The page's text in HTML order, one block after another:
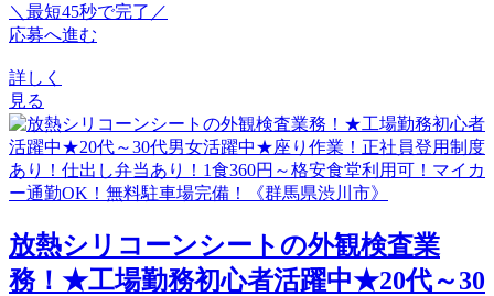
＼最短45秒で完了／
応募へ進む
詳しく
見る
放熱シリコーンシートの外観検査業
務！★工場勤務初心者活躍中★20代～30